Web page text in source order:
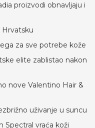
proizvodi obnavljaju i
Hrvatsku
za sve potrebe kože
elite zablistao nakon
nove Valentino Hair &
uživanje u suncu
Spectral vraća koži